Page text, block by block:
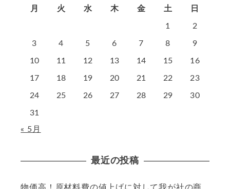
月
火 水 木 金 土 日
1 2
3 4 5 6 7 8 9
10 11 12 13 14 15 16
17 18 19 20 21 22 23
24 25 26 27 28 29 30
31
« 5月
最近の投稿